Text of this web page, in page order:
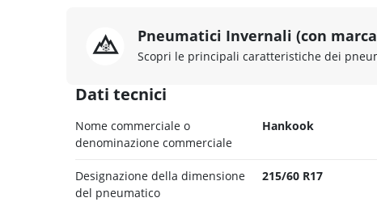
Pneumatici Invernali (con
Scopri le principali caratteristiche dei
Dati tecnici
Nome commerciale o
denominazione commerciale
Hankook
Designazione della dimensione
del pneumatico
215/60 R17